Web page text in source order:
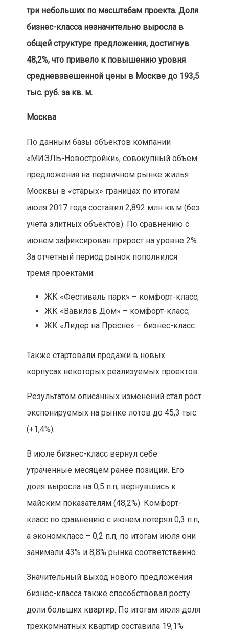
три небольших по масштабам проекта. Доля
бизнес-класса незначительно выросла в
общей структуре предложения, достигнув
48,2%, что привело к повышению уровня
средневзвешенной цены в Москве до 193,5
тыс. руб. за кв. м.
Москва
По данным базы объектов компании
«МИЭЛЬ-Новостройки», совокупный объем
предложения на первичном рынке жилья
Москвы в «старых» границах по итогам
июля 2017 года составил 2,892 млн кв.м (без
учета элитных объектов). По сравнению с
июнем зафиксирован прирост на уровне 2%.
За отчетный период рынок пополнился
тремя проектами:
ЖК «Фестиваль парк» – комфорт-класс;
ЖК «Вавилов Дом» – комфорт-класс;
ЖК «Лидер на Пресне» – бизнес-класс.
Также стартовали продажи в новых
корпусах некоторых реализуемых проектов.
Результатом описанных изменений стал рост
экспонируемых на рынке лотов до 45,3 тыс.
(+1,4%).
В июле бизнес-класс вернул себе
утраченные месяцем ранее позиции. Его
доля выросла на 0,5 п.п, вернувшись к
майским показателям (48,2%). Комфорт-
класс по сравнению с июнем потерял 0,3 п.п,
а экономкласс – 0,2 п.п, по итогам июля они
занимали 43% и 8,8% рынка соответственно.
Значительный выход нового предложения
бизнес-класса также способствовал росту
доли больших квартир. По итогам июля доля
трехкомнатных квартир составила 19,1%